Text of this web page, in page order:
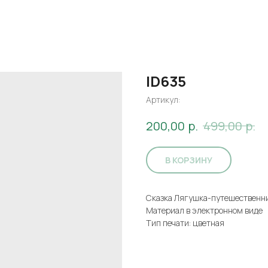
ID635
Артикул:
200,00 р. 499,00 р.
В КОРЗИНУ
Сказка Лягушка-
Материал в электронном виде
Тип печати: цветная